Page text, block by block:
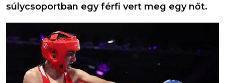
súlycsoportban egy férfi vert meg egy nőt.